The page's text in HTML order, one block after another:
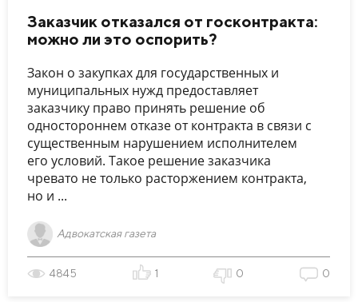
Заказчик отказался от госконтракта:
можно ли это оспорить?
Закон о закупках для государственных и
муниципальных нужд предоставляет
заказчику право принять решение об
одностороннем отказе от контракта в связи с
существенным нарушением исполнителем
его условий. Такое решение заказчика
чревато не только расторжением контракта,
но и ...
Адвокатская газета
4845 1 0 0